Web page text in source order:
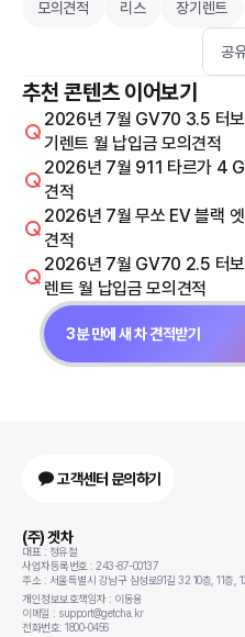
모의견적 리스 장기렌트
공
추천 콘텐츠 이어보기
2026년 7월 GV70 3.5 터보
기렌트 월 납입금 모의견적
2026년 7월 911 타르가 4
견적
2026년 7월 무쏘 EV 블랙 엣
견적
2026년 7월 GV70 2.5 터보
렌트 월 납입금 모의견적
3분 만에 새 차 견적받기
고객센터 문의하기
(주) 겟차
대표 : 정유철
사업자등록번호 : 243-87-00137
주소 : 서울특별시 강남구 삼성로91길 32 10층, 11층,
개인정보보호책임자 : 이동용
이메일 : support@getcha.kr
전화번호: 1800-0456